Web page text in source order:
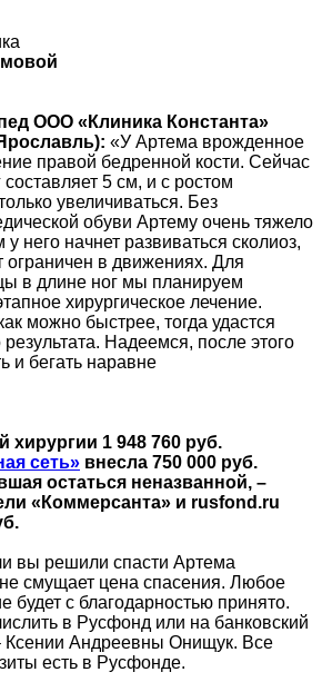
ООО «Клиника Константа»
«У Артема врожденное
правой бедренной кости. Сейчас
5 см, и с ростом
увеличиваться. Без
обуви Артему очень тяжело
него начнет развиваться сколиоз,
ограничен в движениях. Для
в длине ног мы планируем
хирургическое лечение.
можно быстрее, тогда удастся
Надеемся, после этого
и бегать наравне
хирургии 1 948 760 руб.
сеть» внесла 750 000 руб.
остаться неназванной, –
«Коммерсанта» и rusfond.ru
вы решили спасти Артема
смущает цена спасения. Любое
будет с благодарностью принято.
в Русфонд или на банковский
Ксении Андреевны Онищук. Все
есть в Русфонде.